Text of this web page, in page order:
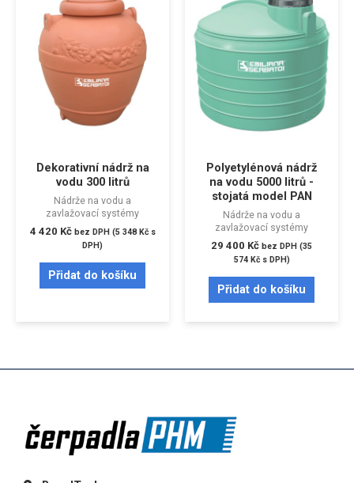
Dekorativní nádrž na
vodu 300 litrů
Nádrže na vodu a
zavlažovací systémy
4 420 Kč bez DPH (5 348 Kčs
DPH)
Přidat do košíku
Polyetylénová nádrž
na vodu 5000 litrů -
stojatá model PAN
Nádrže na vodu a
zavlažovací systémy
29 400 Kč bez DPH (35
574 Kčs DPH)
Přidat do košíku